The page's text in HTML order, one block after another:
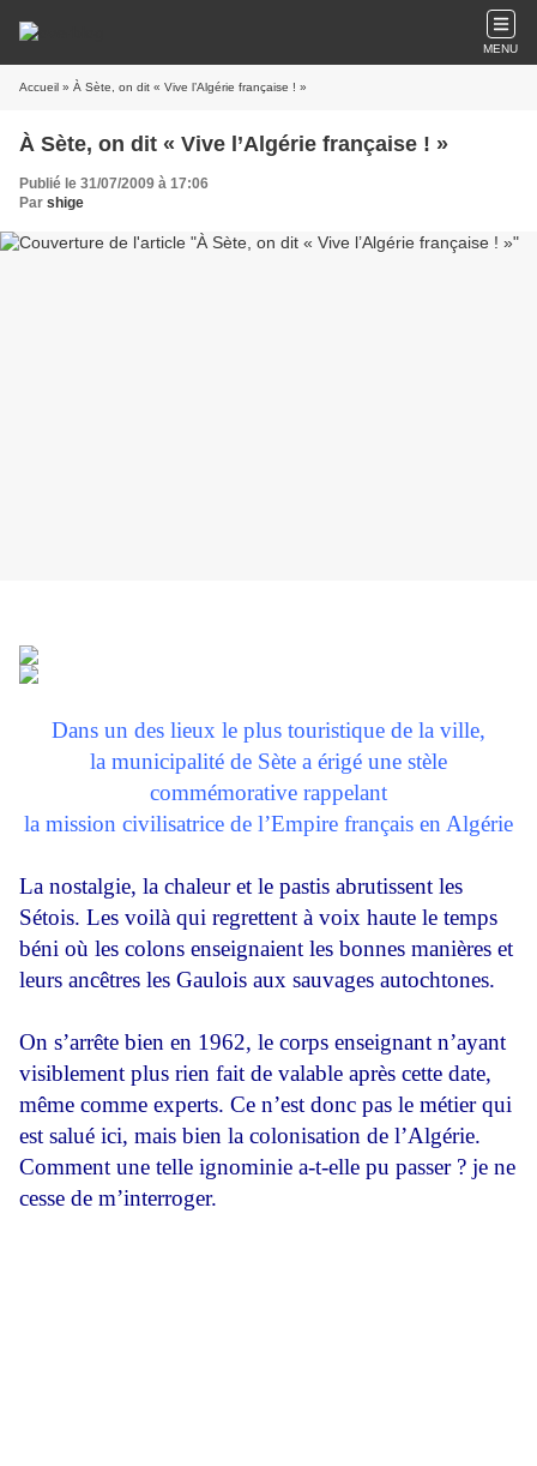
MENU
Accueil » À Sète, on dit « Vive l’Algérie française ! »
À Sète, on dit « Vive l’Algérie française ! »
Publié le 31/07/2009 à 17:06
Par shige
Dans un des lieux le plus touristique de la ville,
la municipalité de Sète a érigé une stèle
commémorative rappelant
la mission civilisatrice de l’Empire français en Algérie
La nostalgie, la chaleur et le pastis abrutissent les
Sétois. Les voilà qui regrettent à voix haute le temps
béni où les colons enseignaient les bonnes manières et
leurs ancêtres les Gaulois aux sauvages autochtones.
On s’arrête bien en 1962, le corps enseignant n’ayant
visiblement plus rien fait de valable après cette date,
même comme experts. Ce n’est donc pas le métier qui
est salué ici, mais bien la colonisation de l’Algérie.
Comment une telle ignominie a-t-elle pu passer ? je ne
cesse de m’interroger.